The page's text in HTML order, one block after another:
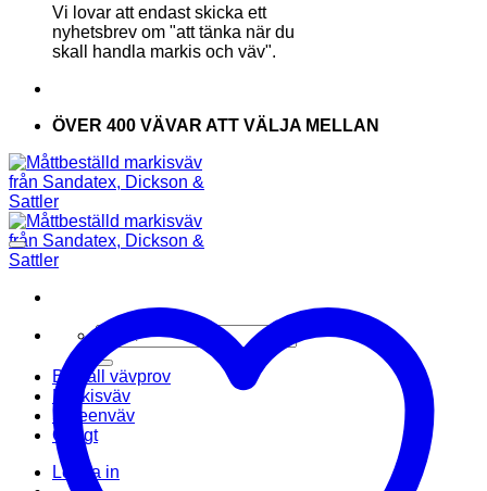
Vi lovar att endast skicka ett
nyhetsbrev om "att tänka när du
skall handla markis och väv".
ÖVER 400 VÄVAR ATT VÄLJA MELLAN
Sök
efter:
Beställ vävprov
Markisväv
Screenväv
Övrigt
Logga in